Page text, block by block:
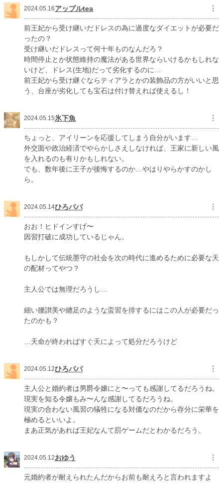
2024.05.16アップルtea ︙
前王妃から受け継いだドレスの為に過度なダイエットが必要だ
ったの？
受け継いだドレスって何十年ものなんだろ？
時間停止とか状態維持の魔法がある世界ならいけるかもしれな
いけど、ドレス(生地)だって劣化するのに…
前王妃から受け継ぐならティアラとかの装飾品の方がいいと思
う、台座が劣化しても宝石は付け替えれば使えるし！
2024.05.15氷下魚 ︙
ちょっと、アイリーンを応援してしまう自分がいます…
外交面や政治経済でやらかしさえしなければ、王家に新しい風
を入れるのも有りかもしれない。
でも、数年後に王子が後悔するのか…やはりやらかすのかし
ら。
2024.05.14ひろパパ ︙
おお！ヒドインすげ〜
因習打破に成功しているじゃん。
もしかして伝統墨守の社会を次の時代に進めるために必要な天
の配材ってやつ？
主人公では無理だろうし…
細い腰讃美や纏足のような蛮習を排するにはこの人が必要だっ
たのかも？
…天命が終わればすぐ天によって処分だろうけど
2024.05.12ひろパパ ︙
主人公と婚約者は男爵令嬢にと〜っても感謝してるだろうね。
現実を知る令嬢もみ〜んな感謝してるだろうね。
現実の合わない風習の犠牲になる対価なのだから存分に栄華を
極めるといいよ。
まあ正気があれば王妃なんて罰ゲームだとわかるだろう。
2024.05.12おゆう ︙
元婚約者が耐えられたんだからお前も耐えろと言われますよ